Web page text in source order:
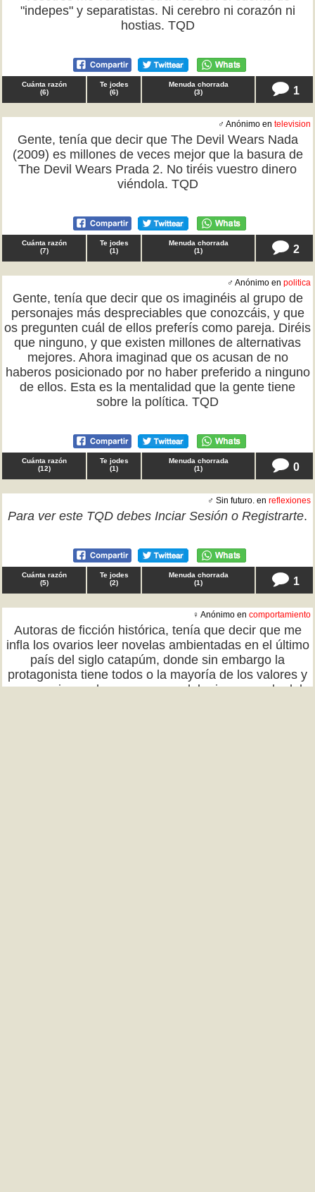
"indepes" y separatistas. Ni cerebro ni corazón ni
hostias. TQD
Cuánta razón
(6)
Te jodes
(6)
Menuda chorrada
(3) 1
♂ Anónimo en television
Gente, tenía que decir que The Devil Wears Nada
(2009) es millones de veces mejor que la basura de
The Devil Wears Prada 2. No tiréis vuestro dinero
viéndola. TQD
Cuánta razón
(7)
Te jodes
(1)
Menuda chorrada
(1) 2
♂ Anónimo en politica
Gente, tenía que decir que os imaginéis al grupo de
personajes más despreciables que conozcáis, y que
os pregunten cuál de ellos preferís como pareja. Diréis
que ninguno, y que existen millones de alternativas
mejores. Ahora imaginad que os acusan de no
haberos posicionado por no haber preferido a ninguno
de ellos. Esta es la mentalidad que la gente tiene
sobre la política. TQD
Cuánta razón
(12)
Te jodes
(1)
Menuda chorrada
(1) 0
♂ Sin futuro. en reflexiones
Para ver este TQD debes Inciar Sesión o Registrarte.
Cuánta razón
(5)
Te jodes
(2)
Menuda chorrada
(1) 1
♀ Anónimo en comportamiento
Autoras de ficción histórica, tenía que decir que me
infla los ovarios leer novelas ambientadas en el último
país del siglo catapúm, donde sin embargo la
protagonista tiene todos o la mayoría de los valores y
percepciones de una persona del primer mundo del